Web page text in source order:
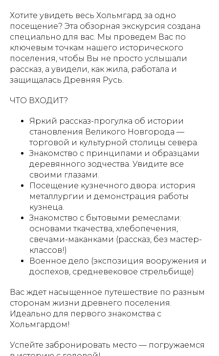
Хотите увидеть весь Хольмгард за одно
посещение? Эта обзорная экскурсия создана
специально для вас. Мы проведем Вас по
ключевым точкам нашего исторического
поселения, чтобы Вы не просто услышали
рассказ, а увидели, как жила, работала и
защищалась Древняя Русь.
ЧТО ВХОДИТ?
Яркий рассказ-прогулка об истории
становления Великого Новгорода —
торговой и культурной столицы севера.
Знакомство с принципами и образцами
деревянного зодчества. Увидите все
своими глазами.
Посещение кузнечного двора: история
металлургии и демонстрация работы
кузнеца.
Знакомство с бытовыми ремеслами:
основами ткачества, хлебопечения,
свечами-маканками (рассказ, без мастер-
классов!)
Военное дело (экспозиция вооружения и
доспехов, средневековое стрельбище)
Вас ждет насыщенное путешествие по разным
сторонам жизни древнего поселения.
Идеально для первого знакомства с
Хольмгардом!
Успейте забронировать место — погружаемся